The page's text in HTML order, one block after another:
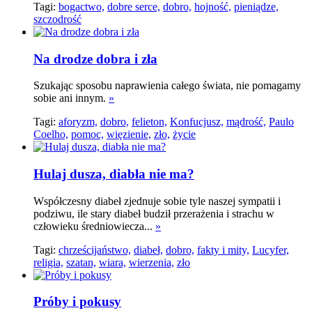
Tagi: bogactwo, dobre serce, dobro, hojność, pieniądze,
szczodrość
Na drodze dobra i zła
Szukając sposobu naprawienia całego świata, nie pomagamy
sobie ani innym. »
Tagi: aforyzm, dobro, felieton, Konfucjusz, mądrość, Paulo
Coelho, pomoc, więzienie, zło, życie
Hulaj dusza, diabła nie ma?
Współczesny diabeł zjednuje sobie tyle naszej sympatii i
podziwu, ile stary diabeł budził przerażenia i strachu w
człowieku średniowiecza... »
Tagi: chrześcijaństwo, diabeł, dobro, fakty i mity, Lucyfer,
religia, szatan, wiara, wierzenia, zło
Próby i pokusy